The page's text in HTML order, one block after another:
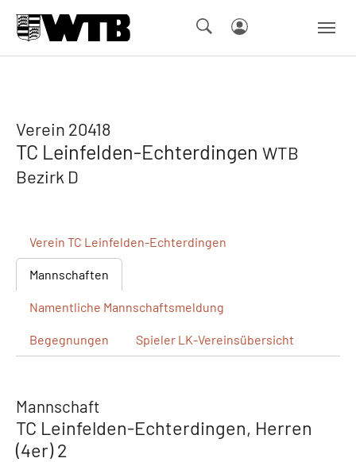
Verein 20418
TC Leinfelden-Echterdingen WTB
Bezirk D
Verein TC Leinfelden-Echterdingen
Mannschaften
Namentliche Mannschaftsmeldung
Begegnungen Spieler LK-Vereinsübersicht
Mannschaft
TC Leinfelden-Echterdingen, Herren
(4er) 2